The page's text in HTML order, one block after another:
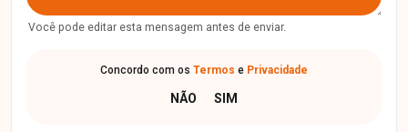
Você pode editar esta mensagem antes de enviar.
Concordo com os Termos e Privacidade